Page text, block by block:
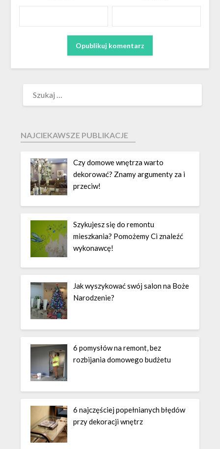
NAJCIEKAWSZE PUBLIKACJE
Czy domowe wnętrza warto
dekorować? Znamy argumenty za i
przeciw!
Szykujesz się do remontu
mieszkania? Pomożemy Ci znaleźć
wykonawcę!
Jak wyszykować swój salon na Boże
Narodzenie?
6 pomysłów na remont, bez
rozbijania domowego budżetu
6 najczęściej popełnianych błędów
przy dekoracji wnętrz